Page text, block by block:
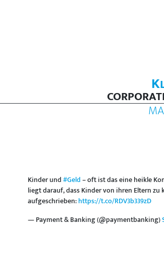
K
Kinder und#Geld– oft ist das eine heikle
liegt darauf, dass Kinder von ihren Eltern
aufgeschrieben:https://t.co/RDV3b339zD
— Payment & Banking (@paymentbanking)